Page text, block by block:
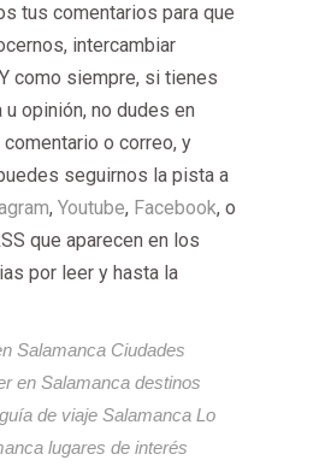
tus comentarios para que
intercambiar
como siempre, si tienes
u opinión, no dudes en
o correo, y
seguirnos la pista a
, Youtube, Facebook, o
que aparecen en los
por leer y hasta la
Salamanca Ciudades
en Salamanca destinos
guía de viaje Salamanca Lo
lugares de interés